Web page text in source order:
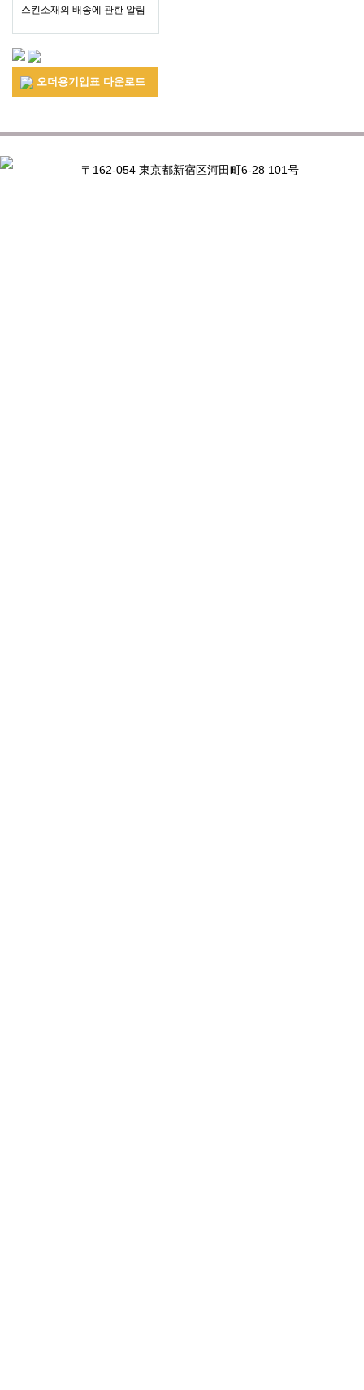
스킨소재의 배송에 관한 알림
오더용기입표 다운로드
〒162-054 東京都新宿区河田町6-28 101号